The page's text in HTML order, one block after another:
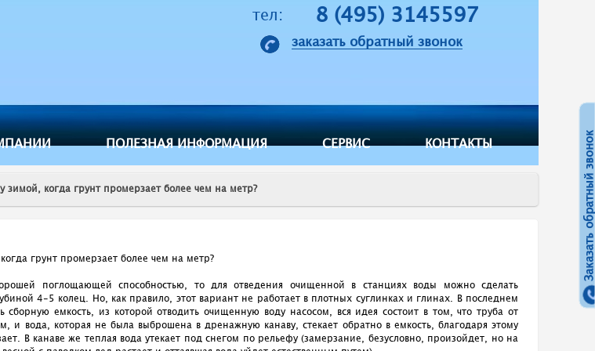
Заказать обратный звонок
тел: 8 (495) 3145597
заказать обратный звонок
ПОЛЕЗНАЯ ИНФОРМАЦИЯ СЕРВИС КОНТАКТЫ
зимой, когда грунт промерзает более чем на метр?
грунт промерзает более чем на метр?
поглощающей способностью, то для отведения очищенной в станциях воды можно сделать
4-5 колец. Но, как правило, этот вариант не работает в плотных суглинках и глинах. В последнем
сборную емкость, из которой отводить очищенную воду насосом, вся идея состоит в том, что труба от
и вода, которая не была выброшена в дренажную канаву, стекает обратно в емкость, благодаря этому
В канаве же теплая вода утекает под снегом по рельефу (замерзание, безусловно, произойдет, но на